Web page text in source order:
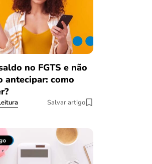
no FGTS e não
antecipar: como
Salvar artigo